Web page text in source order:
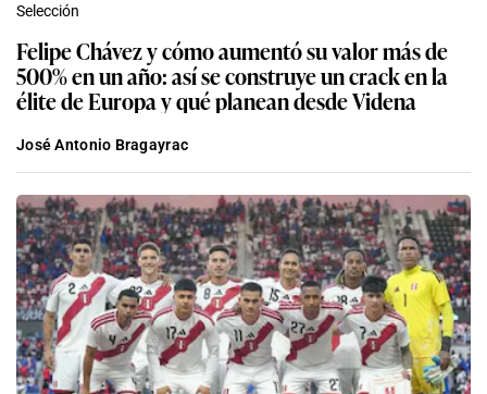
Selección
Felipe Chávez y cómo aumentó su valor más de
500% en un año: así se construye un crack en la
élite de Europa y qué planean desde Videna
José Antonio Bragayrac